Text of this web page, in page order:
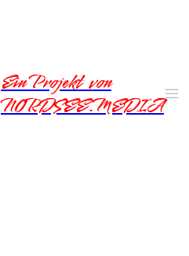
Ein Projekt von
NORDSEE.MEDIA